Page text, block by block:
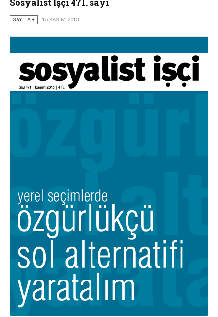
Sosyalist İşçi 471. sayı
SAYILAR 15 KASIM 2013